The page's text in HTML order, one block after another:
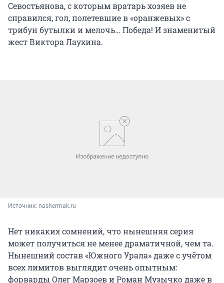
Севостьянова, с которым вратарь хозяев не
справился, гол, полетевшие в «оранжевых» с
трибун бутылки и мелочь… Победа! И знаменитый
жест Виктора Лаухина.
Источник: nashermak.ru
Нет никаких сомнений, что нынешняя серия
может получиться не менее драматичной, чем та.
Нынешний состав «Южного Урала» даже с учётом
всех лимитов выглядит очень опытным:
форварды Олег Марзоев и Роман Музычко даже в